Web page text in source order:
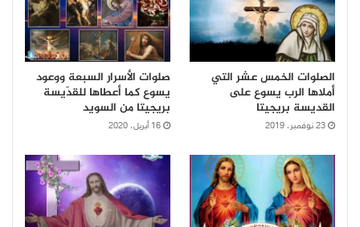
الصلوات الخمس عشر التي
أملاها الرب يسوع على
القديسة بريجيتا
23 نوفمبر، 2019
صلوات الأسرار السبعة ووعود
يسوع كما أعطاها للقدّيسة
بريجيتا من السويد
16 أبريل، 2020